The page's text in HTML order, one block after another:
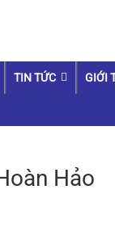
TIN TỨC GIỚI
Hảo